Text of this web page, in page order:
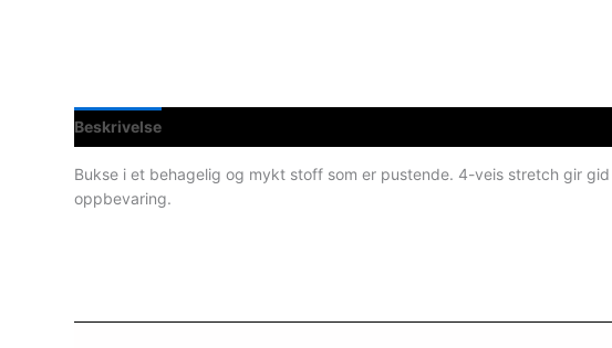
Beskrivelse
Bukse i et behagelig og mykt stoff som er pustende. 4-veis stretch gir
oppbevaring.